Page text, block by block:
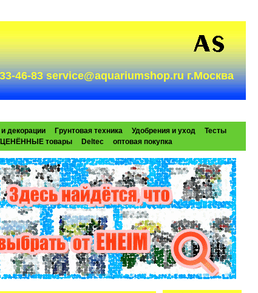
46-83 service@aquariumshop.ru г.Москва
декорации Грунтовая техника Удобрения и уход
Тесты
товары Deltec оптовая покупка